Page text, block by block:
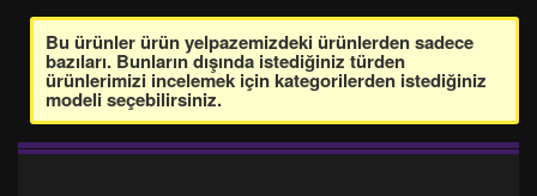
Bu ürünler ürün yelpazemizdeki ürünlerden sadece
bazıları. Bunların dışında istediğiniz türden
ürünlerimizi incelemek için kategorilerden istediğiniz
modeli seçebilirsiniz.